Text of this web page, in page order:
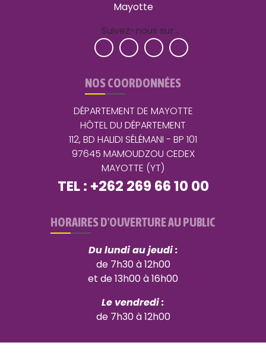
Suivez-nous sur…
NOS COORDONNÉES
DÉPARTEMENT DE MAYOTTE
HÔTEL DU DÉPARTEMENT
112, BD HALIDI SÉLÉMANI - BP 101
97645 MAMOUDZOU CEDEX
MAYOTTE (YT)
TEL : +262 269 66 10 00
HORAIRES D'OUVERTURE AU PUBLIC
Du lundi au jeudi :
de 7h30 à 12h00
et de 13h00 à 16h00
Le vendredi :
de 7h30 à 12h00